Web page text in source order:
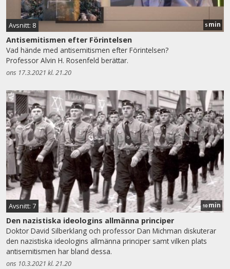
Avsnitt: 8 5 min
Antisemitismen efter Förintelsen
Vad hände med antisemitismen efter Förintelsen?
Professor Alvin H. Rosenfeld berättar.
ons 17.3.2021 kl. 21.20
Avsnitt: 7 10min
Den nazistiska ideologins allmänna principer
Doktor David Silberklang och professor Dan Michman diskuterar
den nazistiska ideologins allmänna principer samt vilken plats
antisemitismen har bland dessa.
ons 10.3.2021 kl. 21.20